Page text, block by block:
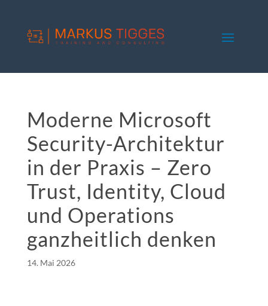
Moderne Microsoft
Security-Architektur
in der Praxis – Zero
Trust, Identity, Cloud
und Operations
ganzheitlich denken
14. Mai 2026